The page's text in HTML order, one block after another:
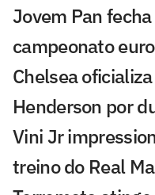
Jovem Pan
campeonato
Chelsea
Henderson por
Vini Jr
treino do Real